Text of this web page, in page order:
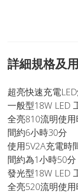
詳細規格及
超亮快速充電
一般型18W LED
全亮810流明使
間約6小時30分
使用5V2A充電時
間約為1小時50分
發光型18W LED
全亮520流明使